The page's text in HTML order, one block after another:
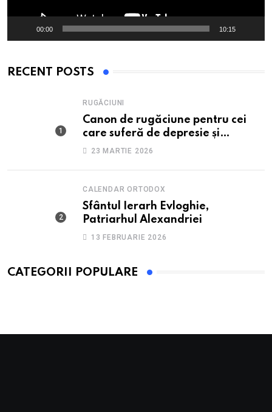
00:00 10:15
RECENT POSTS
RUGĂCIUNI
Canon de rugăciune pentru cei
care suferă de depresie și
anxietate
23 MARTIE 2026
CALENDAR ORTODOX
Sfântul Ierarh Evloghie,
Patriarhul Alexandriei
13 FEBRUARIE 2026
CATEGORII POPULARE